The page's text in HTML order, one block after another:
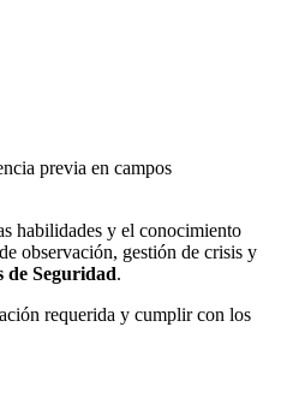
previa en campos
habilidades y el conocimiento
observación, gestión de crisis y
Seguridad.
requerida y cumplir con los